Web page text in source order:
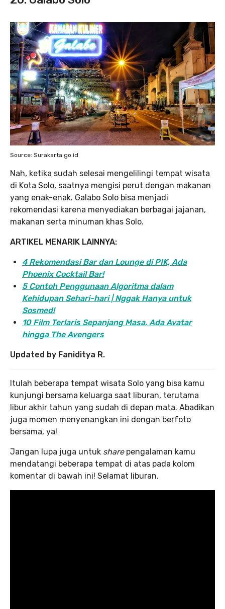
Source: Surakarta.go.id
Nah, ketika sudah selesai mengelilingi tempat wisata
di Kota Solo, saatnya mengisi perut dengan makanan
yang enak-enak. Galabo Solo bisa menjadi
rekomendasi karena menyediakan berbagai jajanan,
makanan serta minuman khas Solo.
ARTIKEL MENARIK LAINNYA:
4 Rekomendasi Bar dan Lounge di PIK, Ada
Phoenix Cocktail Bar!
5 Contoh Penggunaan Algoritma dalam
Kehidupan Sehari-hari | Nggak Hanya untuk
Sosmed!
10 Film Terlaris Sepanjang Masa, Ada Avatar
hingga The Avengers
Updated by Faniditya R.
Itulah beberapa tempat wisata Solo yang bisa kamu
kunjungi bersama keluarga saat liburan, terutama
libur akhir tahun yang sudah di depan mata. Abadikan
juga momen menyenangkan ini dengan berfoto
bersama, ya!
Jangan lupa juga untuk sharepengalaman kamu
mendatangi beberapa tempat di atas pada kolom
komentar di bawah ini! Selamat liburan.